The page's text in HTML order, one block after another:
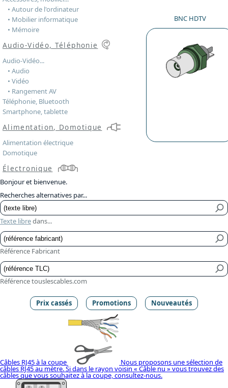
BNC HDTV
• Autour de l'ordinateur
• Mobilier informatique
• Mémoire
Audio-Vidéo, Téléphonie
Audio-Vidéo...
• Audio
• Vidéo
• Rangement AV
Téléphonie, Bluetooth
Smartphone, tablette
Alimentation, Domotique
Alimentation électrique
Domotique
Électronique
Bonjour et bienvenue.
Recherches alternatives par...
Texte libredans...
Référence Fabricant
Référence touslescables.com
Prix cassés Promotions Nouveautés
Câbles RJ45 à la coupe Nous proposons une sélection de
câbles RJ45 au mètre. Si dans le rayon voisin « Câble nu » vous trouvez des
câbles que vous souhaitez à la coupe, consultez-nous.